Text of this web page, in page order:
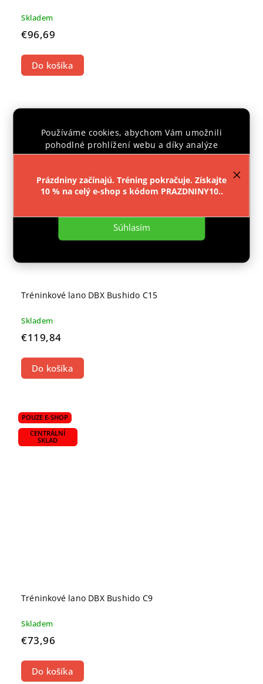
Používáme cookies, abychom Vám umožnili
pohodlné prohlížení webu a díky analýze
provozu webu neustále zlepšovali jeho funkce,
Nastavenie
Súhlasím
Prázdniny začínajú. Tréning pokračuje. Získajte
10 % na celý e-shop s kódom PRAZDNINY10..
Skladem
€96,69
Do košíka
CENTRÁLNÍ
SKLAD
Tréninkové lano DBX Bushido C15
Skladem
€119,84
Do košíka
POUZE E-SHOP
CENTRÁLNÍ
SKLAD
Tréninkové lano DBX Bushido C9
Skladem
€73,96
Do košíka